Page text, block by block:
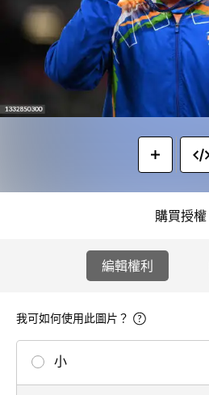
購買授權
編輯權利
我可如何使用此圖片？
小